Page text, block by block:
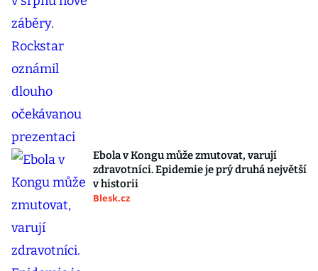
Ebola v Kongu může zmutovat, varují
zdravotníci. Epidemie je prý druhá největší
v historii
Blesk.cz